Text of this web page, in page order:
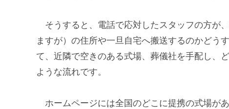
そうすると、電話で応対したスタッフの方が
ますが）の住所や一旦自宅へ搬送するのかどう
て、近隣で空きのある式場、葬儀社を手配し、
ような流れです。
ホームページには全国のどこに提携の式場が